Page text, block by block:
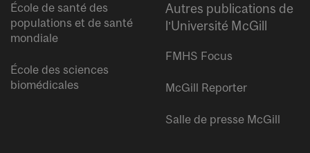
École de santé des
populations et de santé
mondiale
École des sciences
biomédicales
Autres publications de
l’Université McGill
FMHS Focus
McGill Reporter
Salle de presse McGill